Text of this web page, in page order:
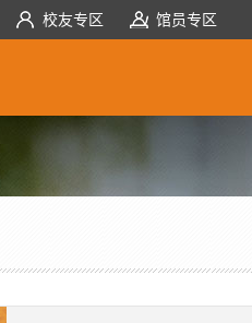
校友专区 馆员专区